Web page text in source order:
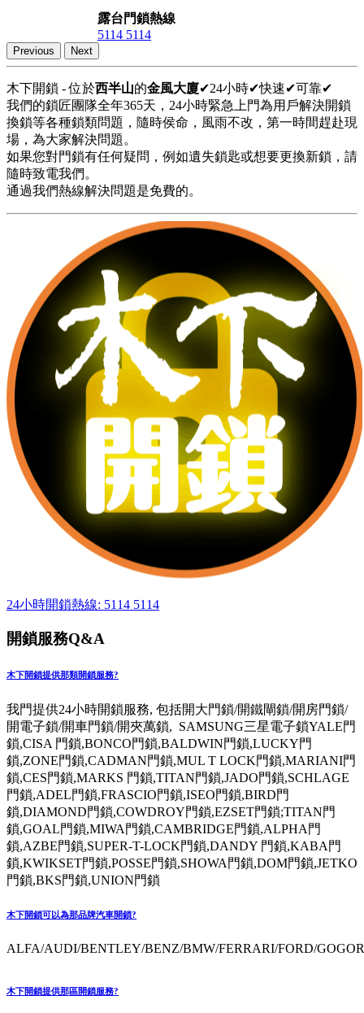
露台門鎖熱線
5114 5114
Previous Next
木下開鎖 - 位於西半山的金風大廈✔24小時✔快速✔可靠✔
我們的鎖匠團隊全年365天，24小時緊急上門為用戶解決開鎖
換鎖等各種鎖類問題，隨時侯命，風雨不改，第一時間趕赴現
場，為大家解決問題。
如果您對門鎖有任何疑問，例如遺失鎖匙或想要更換新鎖，請
隨時致電我們。
通過我們熱線解決問題是免費的。
24小時開鎖熱線: 5114 5114
開鎖服務Q&A
木下開鎖提供那類開鎖服務?
我門提供24小時開鎖服務, 包括開大門鎖/開鐵閘鎖/開房門鎖/
開電子鎖/開車門鎖/開夾萬鎖, SAMSUNG三星電子鎖YALE門
鎖,CISA 門鎖,BONCO門鎖,BALDWIN門鎖,LUCKY門
鎖,ZONE門鎖,CADMAN門鎖,MUL T LOCK門鎖,MARIANI門
鎖,CES門鎖,MARKS 門鎖,TITAN門鎖,JADO門鎖,SCHLAGE
門鎖,ADEL門鎖,FRASCIO門鎖,ISEO門鎖,BIRD門
鎖,DIAMOND門鎖,COWDROY門鎖,EZSET門鎖;TITAN門
鎖,GOAL門鎖,MIWA門鎖,CAMBRIDGE門鎖,ALPHA門
鎖,AZBE門鎖,SUPER-T-LOCK門鎖,DANDY 門鎖,KABA門
鎖,KWIKSET門鎖,POSSE門鎖,SHOWA門鎖,DOM門鎖,JETKO
門鎖,BKS門鎖,UNION門鎖
木下開鎖可以為那品牌汽車開鎖?
ALFA/AUDI/BENTLEY/BENZ/BMW/FERRARI/FORD/
木下開鎖提供那區開鎖服務?